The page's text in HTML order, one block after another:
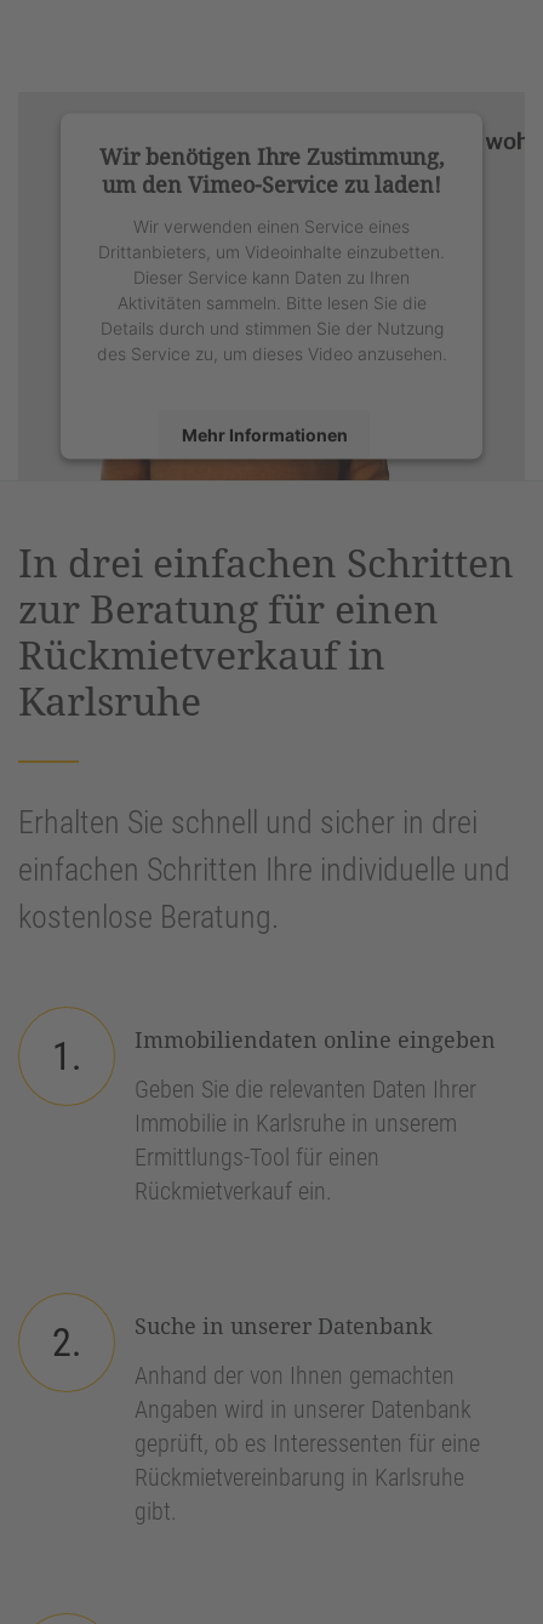
Wir benötigen Ihre Zustimmung,
um den Vimeo-Service zu laden!
Wir verwenden einen Service eines
Drittanbieters, um Videoinhalte einzubetten.
Dieser Service kann Daten zu Ihren
Aktivitäten sammeln. Bitte lesen Sie die
Details durch und stimmen Sie der Nutzung
des Service zu, um dieses Video anzusehen.
Mehr Informationen
Management Platform&eRecht24
In drei einfachen Schritten
zur Beratung für einen
Rückmietverkauf in
Karlsruhe
Erhalten Sie schnell und sicher in drei
einfachen Schritten Ihre individuelle und
kostenlose Beratung.
1.
Immobiliendaten online eingeben
Geben Sie die relevanten Daten Ihrer
Immobilie in Karlsruhe in unserem
Ermittlungs-Tool für einen
Rückmietverkauf ein.
2.
Suche in unserer Datenbank
Anhand der von Ihnen gemachten
Angaben wird in unserer Datenbank
geprüft, ob es Interessenten für eine
Rückmietvereinbarung in Karlsruhe
gibt.